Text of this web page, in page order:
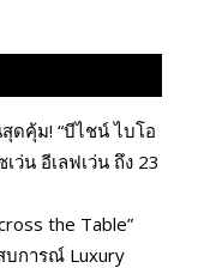
ดคุ้ม! “บีไชน์ ไบโอ
ว่น อีเลฟเว่น ถึง 23
the Table”
การณ์ Luxury